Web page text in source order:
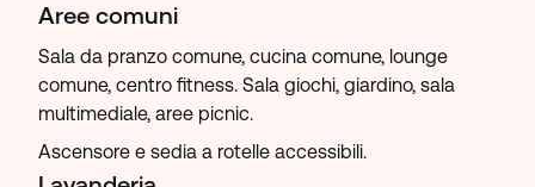
Aree comuni
Sala da pranzo comune, cucina comune, lounge
comune, centro fitness. Sala giochi, giardino, sala
multimediale, aree picnic.
Ascensore e sedia a rotelle accessibili.